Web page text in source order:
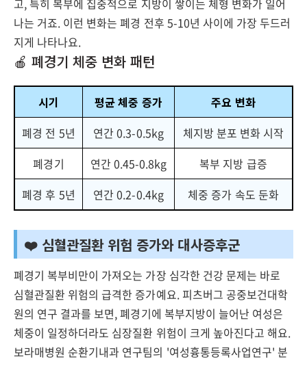
고, 특히 복부에 집중적으로 지방이 쌓이는 체형 변화가 일어
나는 거죠. 이런 변화는 폐경 전후 5-10년 사이에 가장 두드러
지게 나타나요.
🍎 폐경기 체중 변화 패턴
시기 평균 체중 증가
주요 변화
폐경 전 5년
연간 0.3-0.5kg
체지방 분포 변화 시작
폐경기
연간 0.45-0.8kg
복부 지방 급증
폐경 후 5년
연간 0.2-0.4kg 체중 증가 속도 둔화
❤️ 심혈관질환 위험 증가와 대사증후군
폐경기 복부비만이 가져오는 가장 심각한 건강 문제는 바로
심혈관질환 위험의 급격한 증가예요. 피츠버그 공중보건대학
원의 연구 결과를 보면, 폐경기에 복부지방이 늘어난 여성은
체중이 일정하더라도 심장질환 위험이 크게 높아진다고 해요.
보라매병원 순환기내과 연구팀의 '여성흉통등록사업연구' 분